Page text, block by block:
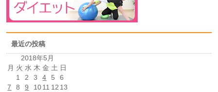
最近の投稿
2018年5月
月 火 水 木 金 土 日
1
2 3 4 5
6
7
8 9 1011 12 13